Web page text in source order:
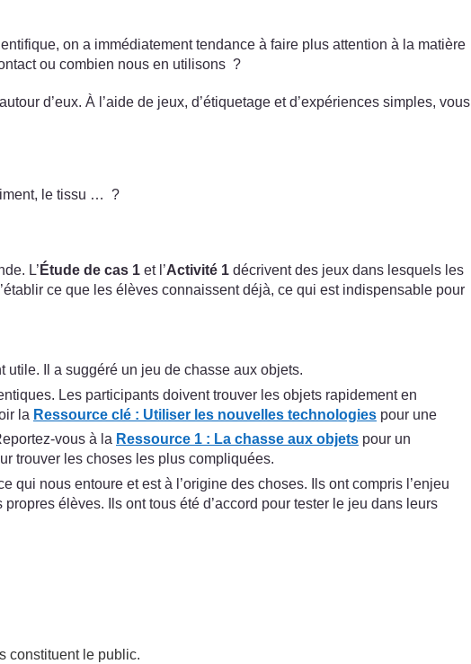
on a immédiatement tendance à faire plus attention à la matière
ou combien nous en utilisons ?
d’eux. À l’aide de jeux, d’étiquetage et d’expériences simples, vous
le tissu … ?
L’ Étude de cas 1 et l’Activité 1 décrivent des jeux dans lesquels les
ce que les élèves connaissent déjà, ce qui est indispensable pour
utile. Il a suggéré un jeu de chasse aux objets.
Les participants doivent trouver les objets rapidement en
la Ressource clé : Utiliser les nouvelles technologies pour une
vous à la Ressource 1 : La chasse aux objets pour un
trouver les choses les plus compliquées.
nous entoure et est à l’origine des choses. Ils ont compris l’enjeu
élèves. Ils ont tous été d’accord pour tester le jeu dans leurs
constituent le public.